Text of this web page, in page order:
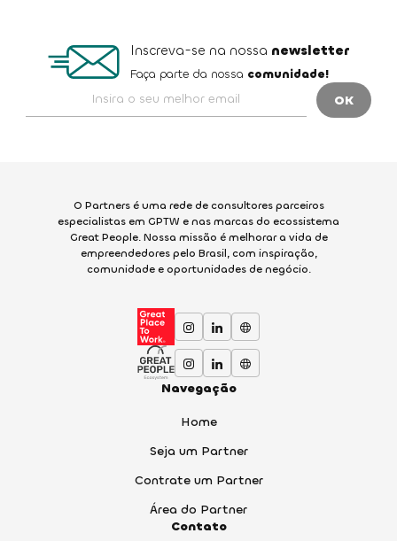
Inscreva-se na nossa newsletter
Faça parte da nossa comunidade!
O Partners é uma rede de consultores parceiros
especialistas em GPTW e nas marcas do ecossistema
Great People. Nossa missão é melhorar a vida de
empreendedores pelo Brasil, com inspiração,
comunidade e oportunidades de negócio.
Navegação
Home
Seja um Partner
Contrate um Partner
Área do Partner
Contato